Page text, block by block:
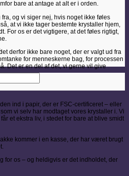
bare at antage at alt er i orden.
og vi siger nej, hvis noget ikke føles
at vi ikke tager bestemte krystaller hjem,
For os er det vigtigere, at det føles rigtigt,
derfor ikke bare noget, der er valgt ud fra
for menneskerne bag, for processen
Det er en del af det, vi gerne vil give
ind i papir, der er FSC-certificeret – eller
vi selv har modtaget vores krystaller i. Vi
et ekstra liv, i stedet for bare at blive smidt
kommer i en kasse, der har været brugt
for os – og heldigvis er det indholdet, der